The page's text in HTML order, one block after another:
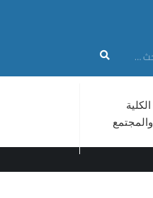
الكلية
والمجتمع